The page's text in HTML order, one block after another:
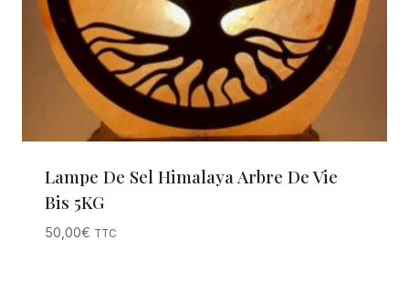
Lampe De Sel Himalaya Arbre De Vie
Bis 5KG
50,00€ TTC